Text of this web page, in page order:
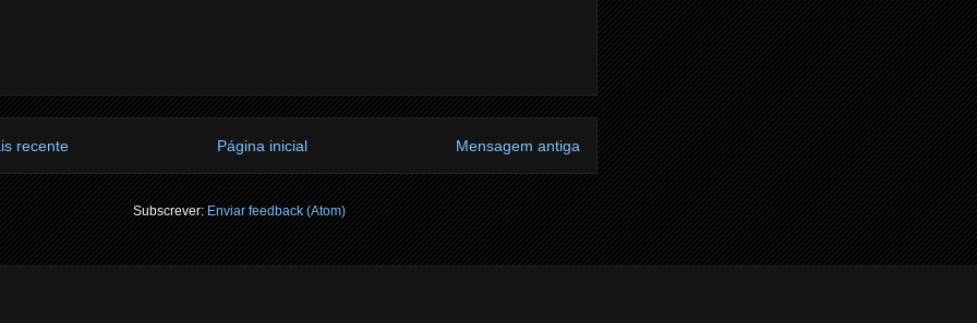
recente Mensagem antiga
Página inicial
Subscrever:Enviar feedback (Atom)